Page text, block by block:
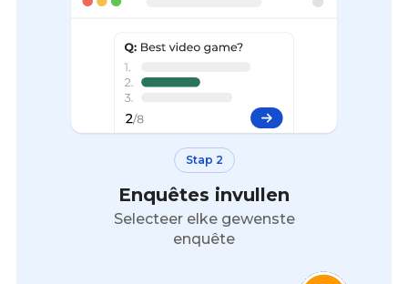
Stap 2
Enquêtes invullen
Selecteer elke gewenste
enquête